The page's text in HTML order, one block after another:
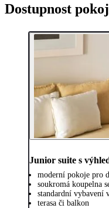
Dostupnost
Junior suite s
moderní pokoje pro
soukromá koupelna
standardní vybavení
terasa či balkon